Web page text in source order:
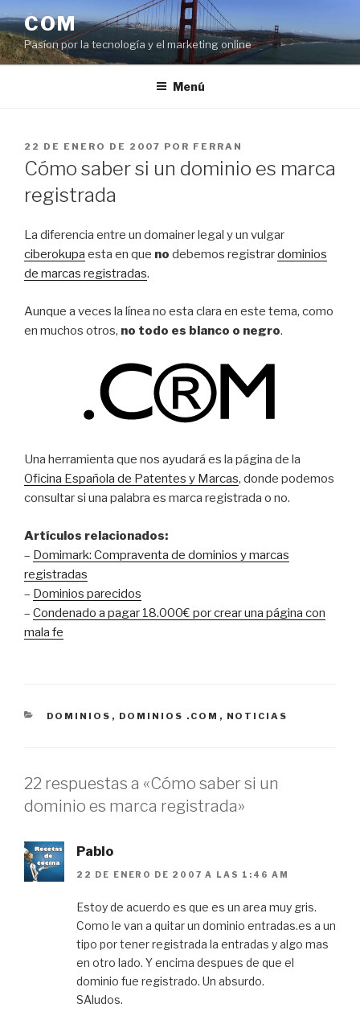
al
contenido
COM
Pasíon por la tecnología y el marketing online
Menú
PUBLICADO
EL
22 DE ENERO DE 2007 POR FERRAN
Cómo saber si un dominio es marca
registrada
La diferencia entre un domainer legal y un vulgar
ciberokupa esta en que no debemos registrardominios
de marcas registradas.
Aunque a veces la línea no esta clara en este tema, como
en muchos otros, no todo es blanco o negro.
Una herramienta que nos ayudará es la página de la
Oficina Española de Patentes y Marcas, donde podemos
consultar si una palabra es marca registrada o no.
Artículos relacionados:
– Domimark: Compraventa de dominios y marcas
registradas
– Dominios parecidos
– Condenado a pagar 18.000€ por crear una página con
mala fe
CATEGORÍAS
DOMINIOS , DOMINIOS .COM , NOTICIAS
22 respuestas a «Cómo saber si un
dominio es marca registrada»
Pablo
22 DE ENERO DE 2007 A LAS 1:46 AM
Estoy de acuerdo es que es un area muy gris.
Como le van a quitar un dominio entradas.es a un
tipo por tener registrada la entradas y algo mas
en otro lado. Y encima despues de que el
dominio fue registrado. Un absurdo.
SAludos.